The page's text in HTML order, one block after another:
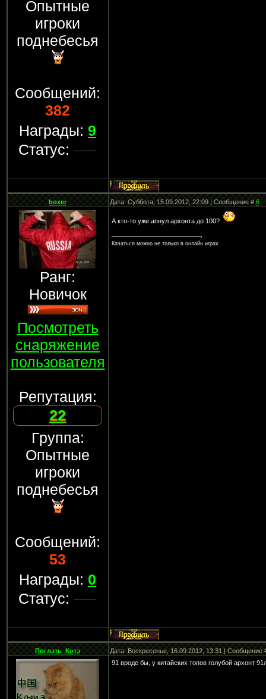
Опытные
игроки
поднебесья
Сообщений:
382
Награды: 9
Статус:
boxer Дата: Суббота, 15.09.2012, 22:09 | Сообщение #6
Ранг:
Новичок
Посмотреть
снаряжение
пользователя
Репутация:
22
Группа:
Опытные
игроки
поднебесья
Сообщений:
53
Награды: 0
Статус:
А кто-то уже апнул архонта до 100?
Качаться можно не только в онлайн играх
Поглать_Котэ Дата: Воскресенье, 16.09.2012, 13:31 | Сообщение
91 вроде бы, у китайских топов голубой архонт